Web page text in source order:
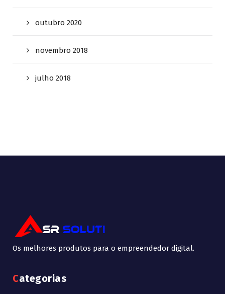
outubro 2020
novembro 2018
julho 2018
Os melhores produtos para o empreendedor digital.
Categorias